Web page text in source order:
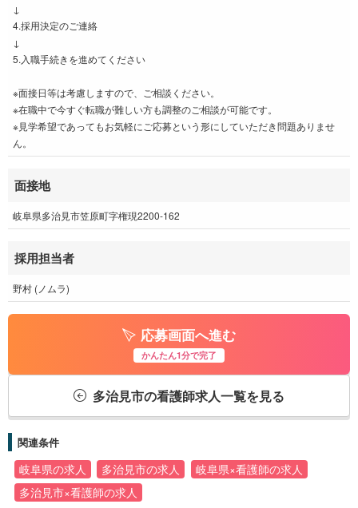
↓
4.採用決定のご連絡
↓
5.入職手続きを進めてください
※面接日等は考慮しますので、ご相談ください。
※在職中で今すぐ転職が難しい方も調整のご相談が可能です。
※見学希望であってもお気軽にご応募という形にしていただき問題ありませ
ん。
面接地
岐阜県多治見市笠原町字権現2200-162
採用担当者
野村 (ノムラ)
応募画面へ進む
かんたん1分で完了
多治見市の看護師求人一覧を見る
関連条件
岐阜県の求人
多治見市の求人
岐阜県×看護師の求人
多治見市×看護師の求人